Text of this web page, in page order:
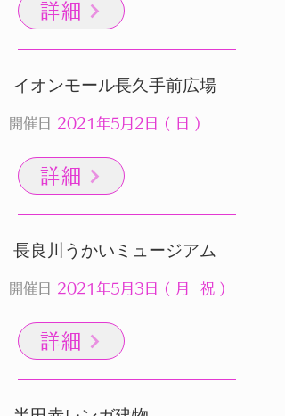
詳細
​イオンモール長久手前広場
開催日 2021年5月2日 ( 日 )
詳細
​長良川うかいミュージアム
開催日 2021年5月3日 ( 月 祝 )
詳細